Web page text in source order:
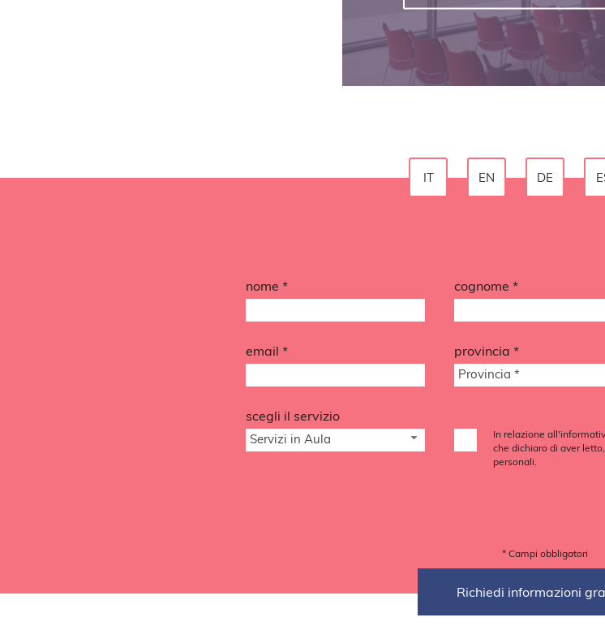
IT EN DE
nome * cognome *
email * provincia *
Provincia *
scegli il servizio
Servizi in Aula In relazione
che dichiaro di aver letto,
personali.
* Campi obbligatori